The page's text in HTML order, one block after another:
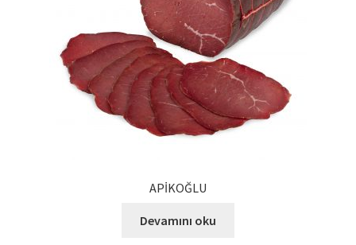
APİKOĞLU
Devamını oku